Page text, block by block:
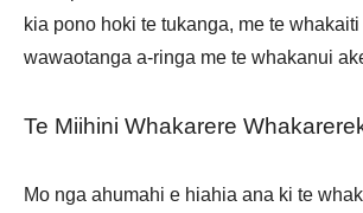
kia pono hoki te tukanga, me te
wawaotanga a-ringa me te whakanui
Te Miihini Whakarere
Mo nga ahumahi e hiahia ana ki te